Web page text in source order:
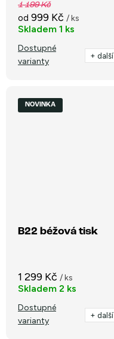
1 199 Kč
od 999 Kč / ks
Skladem 1 ks
Dostupné
varianty
+ další
NOVINKA
B22 béžová tisk
1 299 Kč / ks
Skladem 2 ks
Dostupné
varianty
+ další